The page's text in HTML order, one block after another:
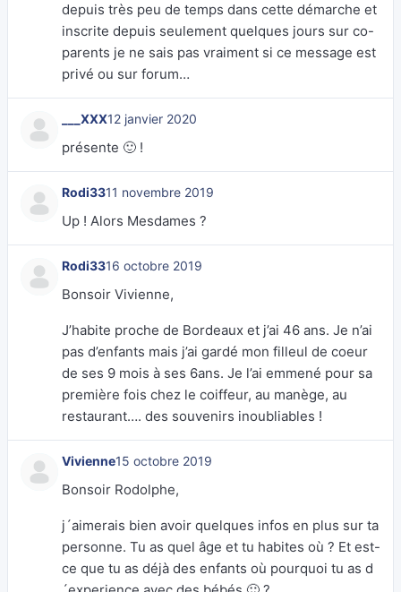
depuis très peu de temps dans cette démarche et
inscrite depuis seulement quelques jours sur co-
parents je ne sais pas vraiment si ce message est
privé ou sur forum…
___XXX12 janvier 2020
présente 🙂 !
Rodi3311 novembre 2019
Up ! Alors Mesdames ?
Rodi3316 octobre 2019
Bonsoir Vivienne,
J’habite proche de Bordeaux et j’ai 46 ans. Je n’ai
pas d’enfants mais j’ai gardé mon filleul de coeur
de ses 9 mois à ses 6ans. Je l’ai emmené pour sa
première fois chez le coiffeur, au manège, au
restaurant…. des souvenirs inoubliables !
Vivienne15 octobre 2019
Bonsoir Rodolphe,
j´aimerais bien avoir quelques infos en plus sur ta
personne. Tu as quel âge et tu habites où ? Et est-
ce que tu as déjà des enfants où pourquoi tu as d